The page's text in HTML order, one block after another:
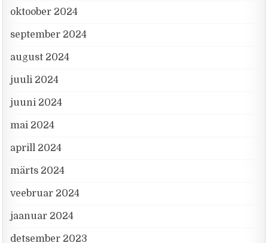
oktoober 2024
september 2024
august 2024
juuli 2024
juuni 2024
mai 2024
aprill 2024
märts 2024
veebruar 2024
jaanuar 2024
detsember 2023